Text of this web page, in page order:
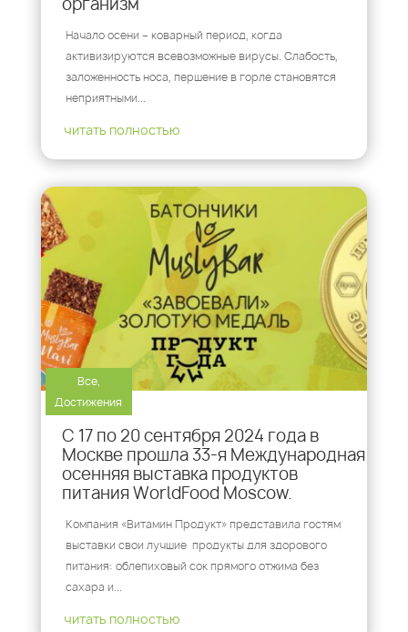
организм
Начало осени – коварный период, когда
активизируются всевозможные вирусы. Слабость,
заложенность носа, першение в горле становятся
неприятными...
читать полностью
Все,
Достижения
С 17 по 20 сентября 2024 года в
Москве прошла 33-я Международная
осенняя выставка продуктов
питания WorldFood Moscow.
Компания «Витамин Продукт» представила гостям
выставки свои лучшие продукты для здорового
питания: облепиховый сок прямого отжима без
сахара и...
читать полностью